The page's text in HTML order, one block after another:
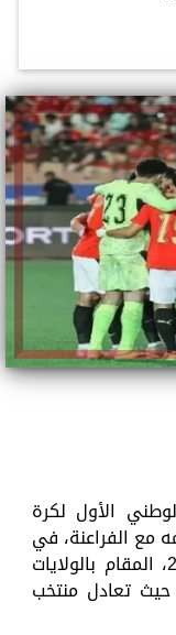
الأول لكرة
مع الفراعنة، في
مستهل مشوارهم بكأس العالم 2026، المقام بالولايات
حيث تعادل منتخب